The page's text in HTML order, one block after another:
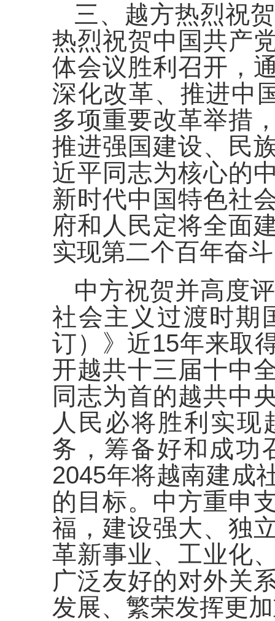
三、越方热烈祝
热烈祝贺中国共产
体会议胜利召开，
深化改革、推进中
多项重要改革举措
推进强国建设、民
近平同志为核心的
新时代中国特色社
府和人民定将全面
实现第二个百年奋
中方祝贺并高度
社会主义过渡时期
订）》近15年来取
开越共十三届十中
同志为首的越共中
人民必将胜利实
务，筹备好和成功
2045年将越南建成
的目标。中方重申
福，建设强大、独
革新事业、工业化
广泛友好的对外关
发展、繁荣发挥更